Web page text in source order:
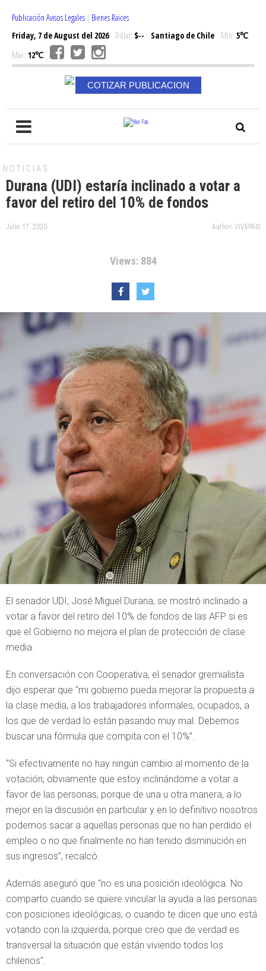
Publicación Avisos Legales | Bienes Raices
Friday, 7 de August del 2026Dólar: $-- Santiago de Chile Min: 5℃
Max: 12℃
COTIZAR PUBLICACION
NOTICIAS
Durana (UDI) estaría inclinado a votar a
favor del retiro del 10% de fondos
Julio 17, 2020 Author: VIVEPAIS
Views: 884
El senador UDI, José Miguel Durana, se mostró inclinado a
votar a favor del retiro del 10% de fondos de las AFP si es
que el Gobierno no mejora el plan de protección de clase
media.
En conversación con Cooperativa, el senador gremialista
dijo esperar que “mi gobierno pueda mejorar la propuesta a
la clase media, a los trabajadores informales, ocupados, a
los que de verdad lo están pasando muy mal. Debemos
buscar una fórmula que compita con el 10%”.
“Si efectivamente no hay ningún cambio al momento de la
votación, obviamente que estoy inclinándome a votar a
favor de las personas, porque de una u otra manera, a lo
mejor en la discusión en particular y en lo definitivo nosotros
podemos sacar a aquellas personas que no han perdido el
empleo o no que finalmente no han tenido disminución en
sus ingresos”, recalcó.
Además aseguró que “no es una posición ideológica. No
comparto cuando se quiere vincular la ayuda a las personas
con posiciones ideológicas, o cuando te dicen que uno está
votando con la izquierda, porque creo que de verdad es
transversal la situación que están viviendo todos los
chilenos”.